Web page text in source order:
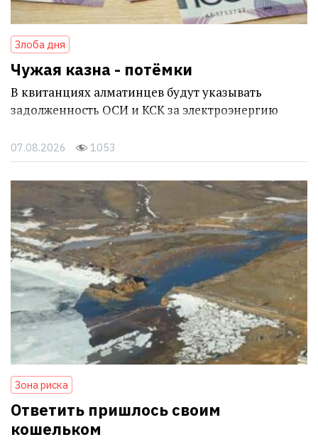
Злоба дня
Чужая казна - потёмки
В квитанциях алматинцев будут указывать
задолженность ОСИ и КСК за электроэнергию
07.08.2026 1053
Зона риска
Ответить пришлось своим
кошельком